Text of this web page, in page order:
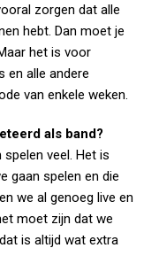
zorgen dat alle
hebt. Dan moet je
het is voor
en alle andere
van enkele weken.
als band?
veel. Het is
gaan spelen en die
we al genoeg live en
moet zijn dat we
is altijd wat extra